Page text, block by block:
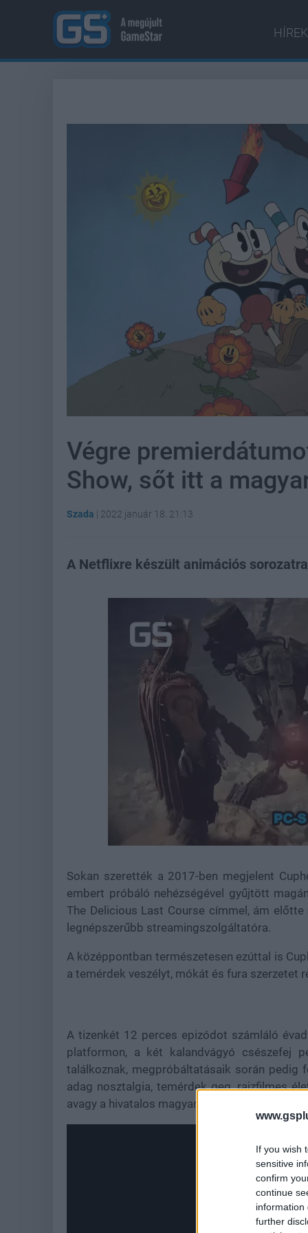
If you wish
sensitive
confirm
continue
information
further
HÍREK
Végre
Show, sőt itt a
Szada | 2022 január 18. 21:13
A Netflixre készült animációs
44.57%
Sokan szerették a 2017-ben megjelent
embert próbáló nehézségével gyűjtött
The Delicious Last Course címmel, ám
legnépszerűbb streamingszolgáltatóra.
A középpontban természetesen ezúttal is
a temérdek veszélyt, mókát és fura szerzetet
A tizenkét 12 perces epizódot számláló
platformon, a két kalandvágyó csészefej
találkoznak, megpróbáltatásaik során
adag nosztalgia, temérdek geg, rajzfilmes
avagy a hivatalos magyar cím szerint a